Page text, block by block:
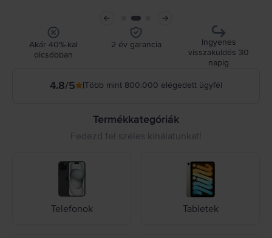
Akár 40%-kal
olcsóbban
2 év garancia
Ingyenes
visszaküldés 30
napig
4.8/5 |Több mint 800.000 elégedett ügyfél
Termékkategóriák
Fedezd fel széles kínálatunkat!
Telefonok Tabletek